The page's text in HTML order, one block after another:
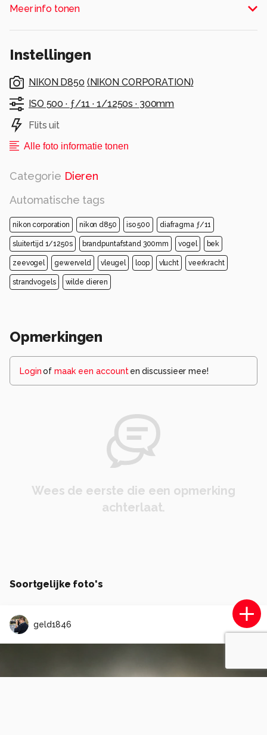
Alle rechten voorbehouden
Meer info tonen
Instellingen
NIKON D850 ( NIKON CORPORATION)
ISO 500 · ƒ/11 · 1/1250s · 300mm
Flits uit
Alle foto informatie tonen
Categorie Dieren
Automatische tags
nikon corporation nikon d850 iso 500 diafragma ƒ/11
sluitertijd 1/1250s brandpuntafstand 300mm vogel bek
zeevogel gewerveld vleugel loop vlucht veerkracht
strandvogels wilde dieren
Opmerkingen
Loginof maak een account en discussieer mee!
Wees de eerste die een opmerking
achterlaat.
Soortgelijke foto's
geld1846